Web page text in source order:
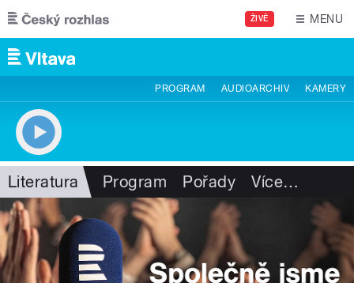
Přejít k hlavnímu obsahu
ŽIVĚ MENU
PROGRAM AUDIOARCHIV KAMERY
Literatura Program Pořady Více…